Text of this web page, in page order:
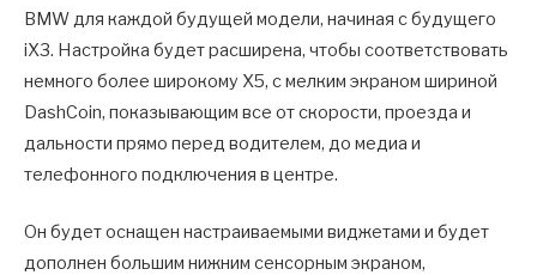
BMW для каждой будущей модели, начиная с будущего
iX3. Настройка будет расширена, чтобы соответствовать
немного более широкому X5, с мелким экраном шириной
DashCoin, показывающим все от скорости, проезда и
дальности прямо перед водителем, до медиа и
телефонного подключения в центре.
Он будет оснащен настраиваемыми виджетами и будет
дополнен большим нижним сенсорным экраном,